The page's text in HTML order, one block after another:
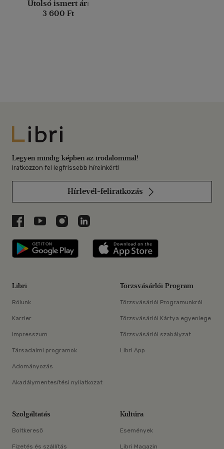
Utolsó ismert ár:
3 600 Ft
Libri
Legyen mindig képben az irodalommal!
Iratkozzon fel legfrissebb híreinkért!
Hírlevél-feliratkozás
Libri a Facebookon
Libri a Youtube-on
Libri az Instagramon
Libri a LinkedInen
Libri applikáció Szerezd meg: Google
Libri
Rólunk
Karrier
Impresszum
Társadalmi programok
Adományozás
Akadálymentesítési nyilatkozat
Törzsvásárlói Program
Törzsvásárlói Programunkról
Törzsvásárlói Kártya egyenlege
Törzsvásárlói szabályzat
Libri App
Szolgáltatás
Boltkereső
Fizetés és szállítás
Kultúra
Események
Libri Magazin